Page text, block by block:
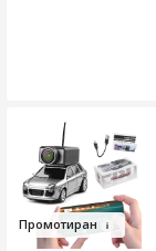
Промотиран